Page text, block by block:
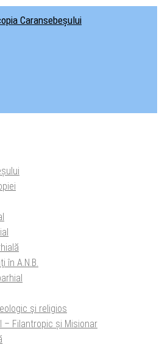
în A.N.B.
şi religios
– Filantropic și Misionar